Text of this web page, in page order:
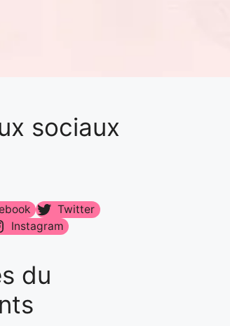
sociaux
Twitter
Instagram
du